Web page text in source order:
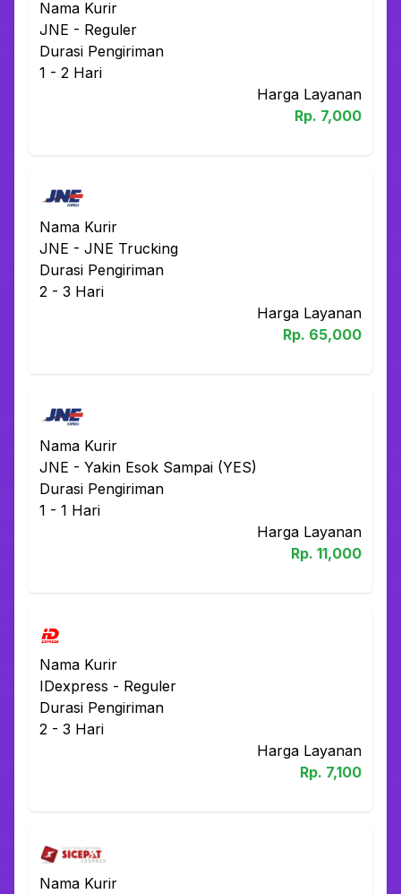
Nama Kurir
JNE - Reguler
Durasi Pengiriman
1 - 2 Hari
Harga Layanan
Rp. 7,000
Nama Kurir
JNE - JNE Trucking
Durasi Pengiriman
2 - 3 Hari
Harga Layanan
Rp. 65,000
Nama Kurir
JNE - Yakin Esok Sampai (YES)
Durasi Pengiriman
1 - 1 Hari
Harga Layanan
Rp. 11,000
Nama Kurir
IDexpress - Reguler
Durasi Pengiriman
2 - 3 Hari
Harga Layanan
Rp. 7,100
Nama Kurir